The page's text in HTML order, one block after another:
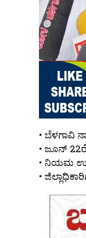
• ಬೆಳಗಾವಿ
• ಜೂನ್
• ನಿಯಮ
•